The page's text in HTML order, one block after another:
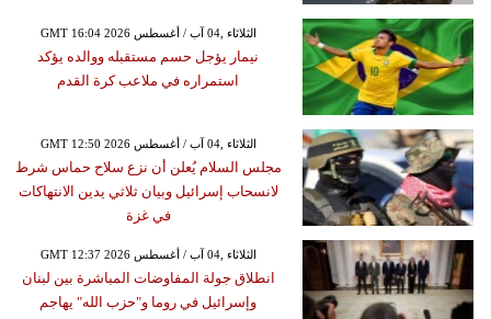
GMT 16:04 2026 الثلاثاء ,04 آب / أغسطس
نيمار يؤجل حسم مستقبله ووالده يؤكد
استمراره في ملاعب كرة القدم
GMT 12:50 2026 الثلاثاء ,04 آب / أغسطس
مجلس السلام يُعلن أن نزع سلاح حماس شرط
لانسحاب إسرائيل وبيان ثلاثي يدين الانتهاكات
في غزة
GMT 12:37 2026 الثلاثاء ,04 آب / أغسطس
انطلاق جولة المفاوضات المباشرة بين لبنان
وإسرائيل في روما و"حزب الله" يهاجم